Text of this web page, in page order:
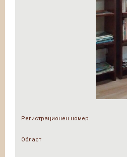
Регистрационен номер
Област